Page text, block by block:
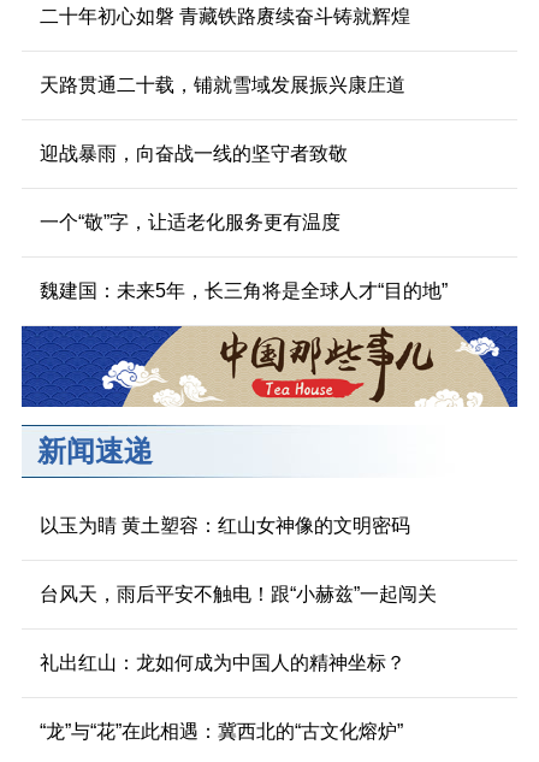
二十年初心如磐 青藏铁路赓续奋斗铸就辉煌
天路贯通二十载，铺就雪域发展振兴康庄道
迎战暴雨，向奋战一线的坚守者致敬
一个“敬”字，让适老化服务更有温度
魏建国：未来5年，长三角将是全球人才“目的地”
新闻速递
以玉为睛 黄土塑容：红山女神像的文明密码
台风天，雨后平安不触电！跟“小赫兹”一起闯关
礼出红山：龙如何成为中国人的精神坐标？
“龙”与“花”在此相遇：冀西北的“古文化熔炉”